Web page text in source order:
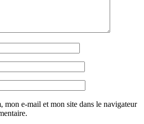
mon e-mail et mon site dans le navigateur